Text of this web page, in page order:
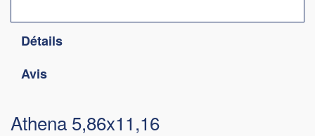
Athena 5,86x11,16
Détails
Avis